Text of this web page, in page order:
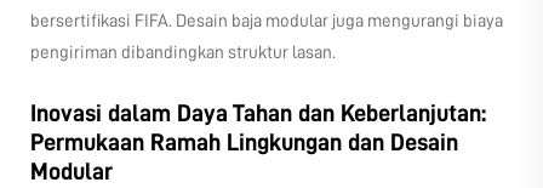
bersertifikasi FIFA. Desain baja modular juga mengurangi biaya
pengiriman dibandingkan struktur lasan.
Inovasi dalam Daya Tahan dan Keberlanjutan:
Permukaan Ramah Lingkungan dan Desain
Modular